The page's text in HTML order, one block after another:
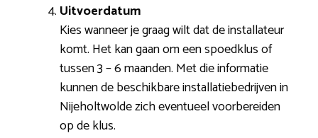
Uitvoerdatum
Kies wanneer je graag wilt dat de installateur
komt. Het kan gaan om een spoedklus of
tussen 3 – 6 maanden. Met die informatie
kunnen de beschikbare installatiebedrijven in
Nijeholtwolde zich eventueel voorbereiden
op de klus.